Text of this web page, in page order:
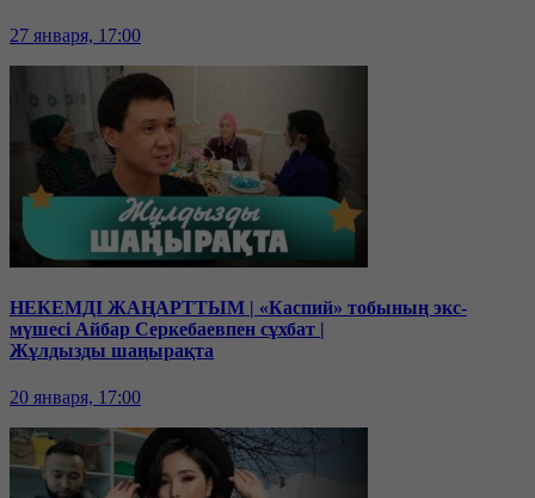
27 января, 17:00
НЕКЕМДІ ЖАҢАРТТЫМ | «Каспий» тобының экс-
мүшесі Айбар Серкебаевпен сұхбат |
Жұлдызды шаңырақта
20 января, 17:00